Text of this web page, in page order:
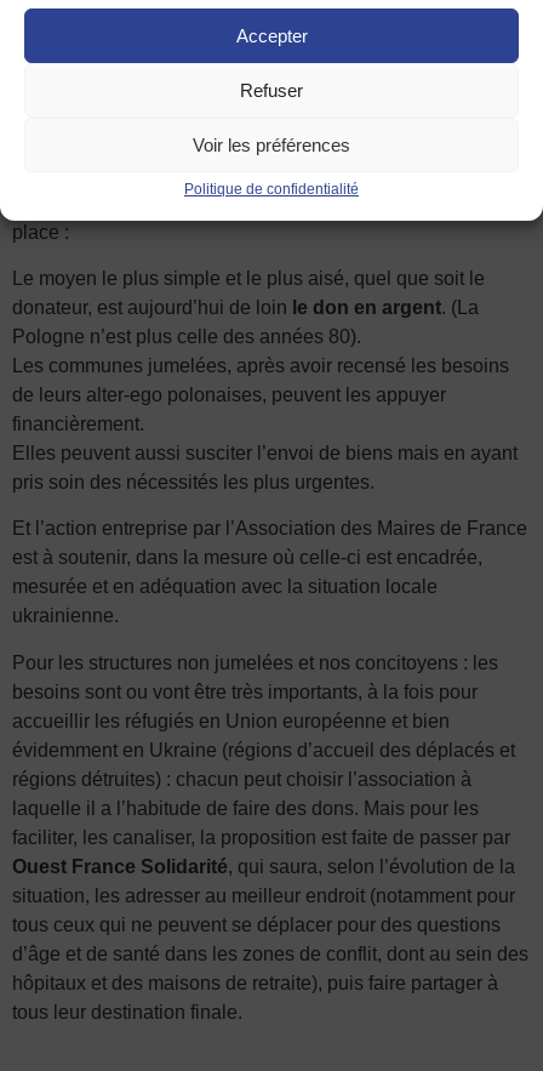
Accepter
Refuser
Voir les préférences
Politique de confidentialité
Pologne qui sont des organisations absolument fiables.
Mais en ce moment ce sont les médicaments et l’argent
qui sont les plus nécessaires ».
ces informations peut se résumer ainsi pour l’accueil sur
place :
Le moyen le plus simple et le plus aisé, quel que soit le
donateur, est aujourd’hui de loin le don en argent. (La
Pologne n’est plus celle des années 80).
Les communes jumelées, après avoir recensé les besoins
de leurs alter-ego polonaises, peuvent les appuyer
financièrement.
Elles peuvent aussi susciter l’envoi de biens mais en ayant
pris soin des nécessités les plus urgentes.
Et l’action entreprise par l’Association des Maires de France
est à soutenir, dans la mesure où celle-ci est encadrée,
mesurée et en adéquation avec la situation locale
ukrainienne.
Pour les structures non jumelées et nos concitoyens : les
besoins sont ou vont être très importants, à la fois pour
accueillir les réfugiés en Union européenne et bien
évidemment en Ukraine (régions d’accueil des déplacés et
régions détruites) : chacun peut choisir l’association à
laquelle il a l’habitude de faire des dons. Mais pour les
faciliter, les canaliser, la proposition est faite de passer par
Ouest France Solidarité, qui saura, selon l’évolution de la
situation, les adresser au meilleur endroit (notamment pour
tous ceux qui ne peuvent se déplacer pour des questions
d’âge et de santé dans les zones de conflit, dont au sein des
hôpitaux et des maisons de retraite), puis faire partager à
tous leur destination finale.